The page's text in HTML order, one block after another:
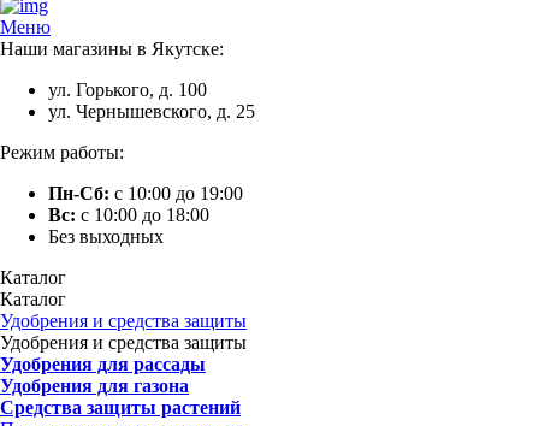
Меню
Наши магазины в Якутске:
ул. Горького, д. 100
ул. Чернышевского, д. 25
Режим работы:
Пн-Сб: с 10:00 до 19:00
Вс: с 10:00 до 18:00
Без выходных
Каталог
Каталог
Удобрения и средства защиты
Удобрения и средства защиты
Удобрения для рассады
Удобрения для газона
Средства защиты растений